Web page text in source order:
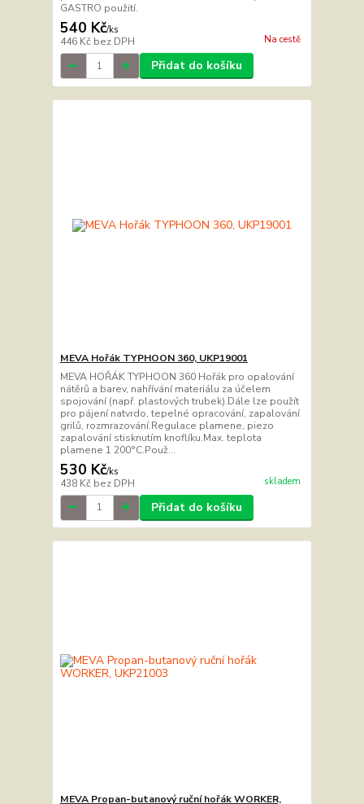
GASTRO použití.
540 Kč/ks
446 Kč bez DPH Na cestě
Přidat do košíku
MEVA Hořák TYPHOON 360, UKP19001
MEVA HOŘÁK TYPHOON 360 Hořák pro opalování
nátěrů a barev, nahřívání materiálu za účelem
spojování (např. plastových trubek).Dále lze použít
pro pájení natvrdo, tepelné opracování, zapalování
grilů, rozmrazování.Regulace plamene, piezo
zapalování stisknutím knoflíku.Max. teplota
plamene 1 200°C.Použ...
530 Kč/ks
438 Kč bez DPH skladem
Přidat do košíku
MEVA Propan-butanový ruční hořák WORKER,